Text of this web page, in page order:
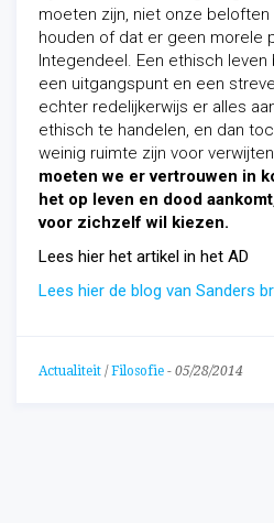
moeten zijn, niet onze
houden of dat er geen morele
Integendeel. Een ethisch
een uitgangspunt en een
echter redelijkerwijs er alles
ethisch te handelen, en dan
weinig ruimte zijn voor
moeten we er vertrouwen in
het op leven en dood
voor zichzelf wil kiezen.
Lees hier het artikel in het AD
Lees hier de blog van Sanders
Actualiteit / Filosofie - 05/28/2014